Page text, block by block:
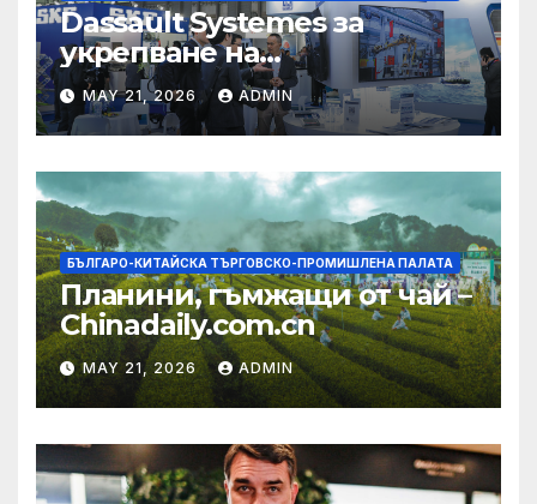
Dassault Systemes за
укрепване на
изграждането на AI
екосистема в Китай
MAY 21, 2026 ADMIN
БЪЛГАРО-КИТАЙСКА ТЪРГОВСКО-ПРОМИШЛЕНА ПАЛАТА
Планини, гъмжащи от чай –
Chinadaily.com.cn
MAY 21, 2026 ADMIN